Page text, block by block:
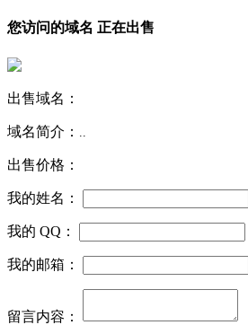
您访问的域名 正在出售
出售域名：
域名简介：
出售价格：
我的姓名：
我的 QQ：
我的邮箱：
留言内容：